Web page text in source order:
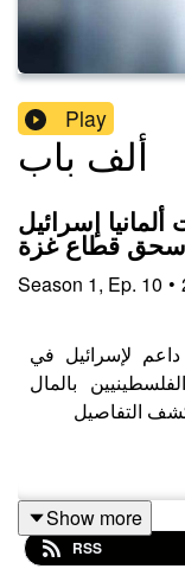
Play
ألف باب
إسرائيل
قطاع غزة
Season 1, Ep. 10 •
لإسرائيل في
بالمال
التفاصيل
Show more
RSS